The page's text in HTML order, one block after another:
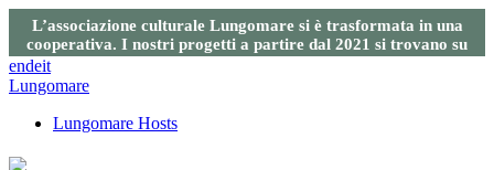
L’associazione culturale Lungomare si è trasformata in una
cooperativa. I nostri progetti a partire dal 2021 si trovano su
endeit
Lungomare
Lungomare Hosts